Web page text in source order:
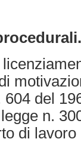
del
n.
di lavoro